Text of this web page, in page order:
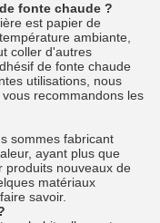
fonte chaude ?
est papier de
ambiante,
coller d'autres
de fonte chaude
utilisations, nous
recommandons les
sommes fabricant
ayant plus que
produits nouveaux de
matériaux
savoir.